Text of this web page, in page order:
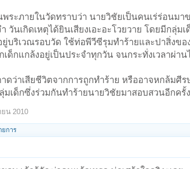
ระภายในวัดทราบว่า นายวิชัยเป็นคนเร่ร่อนมา
วันเกิดเหตุได้ยินเสียงเอะอะโวยวาย โดยมีกลุ่
บริเวณรอบวัด ใช้ท่อพีวีซีรุมทำร้ายและปาสิ่งขอ
ด็กแกล้งอยู่เป็นประจำทุกวัน จนกระทั่งเวลาผ่า
าดว่าเสียชีวิตจากการถูกทำร้าย หรืออาจหกล้ม
มเด็กซึ่งร่วมกันทำร้ายนายวิชัยมาสอบสวนอีกครั้
น 2010
ยการ